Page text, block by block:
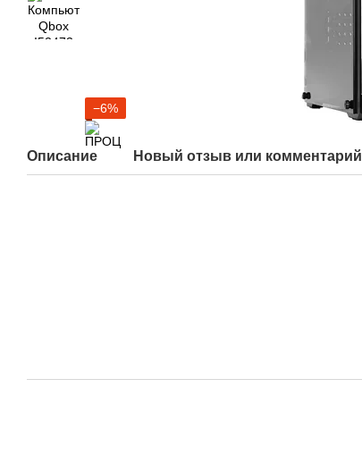
−6%
Описание Новый отзыв или комментарий